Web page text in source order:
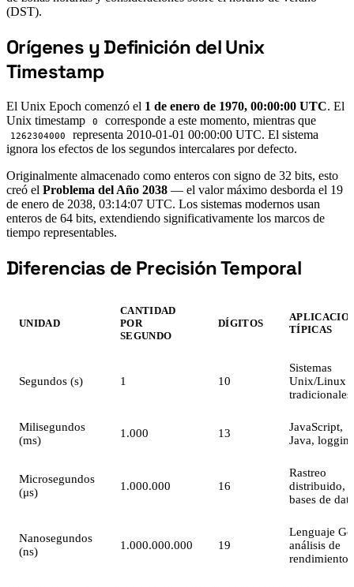
(DST).
#
Orígenes y Definición del Unix
Timestamp
El Unix Epoch comenzó el 1 de enero de 1970, 00:00:00 UTC. El
Unix timestamp
0 corresponde a este momento, mientras que
1262304000
representa 2010-01-01 00:00:00 UTC. El sistema
ignora los efectos de los segundos intercalares por defecto.
Originalmente almacenado como enteros con signo de 32 bits, esto
creó el Problema del Año 2038 — el valor máximo desborda el 19
de enero de 2038, 03:14:07 UTC. Los sistemas modernos usan
enteros de 64 bits, extendiendo significativamente los marcos de
tiempo representables.
#
Diferencias de Precisión Temporal
UNIDAD
CANTIDAD
POR
SEGUNDO
DÍGITOS
TÍPICAS
Segundos (s) 1 10
Sistemas
Unix/Linux
tradicionales
Milisegundos
(ms)
1.000 13
JavaScript,
Java,
Microsegundos
(μs)
1.000.000 16
Rastreo
distribuido,
bases de
Nanosegundos
(ns)
1.000.000.000 19
Lenguaje
análisis de
rendimiento